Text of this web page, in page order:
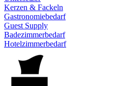
Kerzen & Fackeln
Gastronomiebedarf
Guest Supply
Badezimmerbedarf
Hotelzimmerbedarf